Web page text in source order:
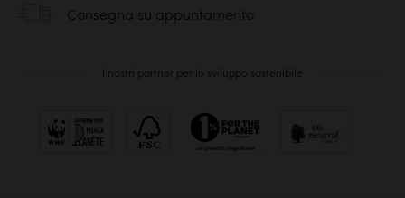
Consegna su appuntamento
I nostri partner per lo sviluppo sostenibile